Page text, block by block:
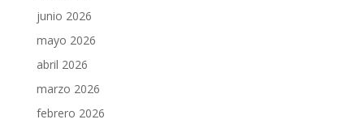
junio 2026
mayo 2026
abril 2026
marzo 2026
febrero 2026